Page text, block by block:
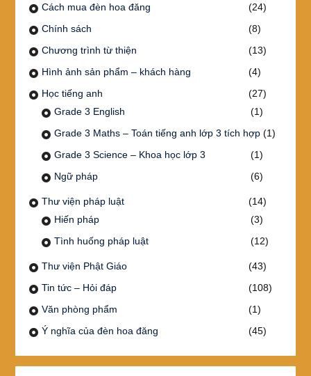
Cách mua đèn hoa đăng
(24)
Chính sách
(8)
Chương trình từ thiện
(13)
Hình ảnh sản phẩm – khách hàng
(4)
Học tiếng anh
(27)
Grade 3 English
(1)
Grade 3 Maths – Toán tiếng anh lớp 3 tích hợp(1)
Grade 3 Science – Khoa học lớp 3
(1)
Ngữ pháp
(6)
Thư viện pháp luật
(14)
Hiến pháp
(3)
Tình huống pháp luật
(12)
Thư viện Phật Giáo
(43)
Tin tức – Hỏi đáp
(108)
Văn phòng phẩm
(1)
Ý nghĩa của đèn hoa đăng
(45)